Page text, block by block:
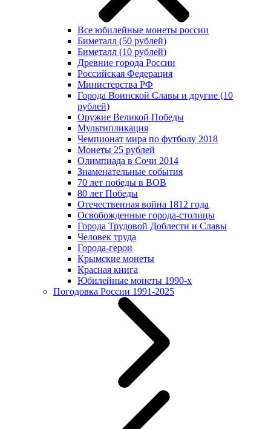
Все юбилейные монеты россии
Биметалл (50 рублей)
Биметалл (10 рублей)
Древние города России
Российская Федерация
Министерства РФ
Города Воинской Славы и другие (10
рублей)
Оружие Великой Победы
Мультипликация
Чемпионат мира по футболу 2018
Монеты 25 рублей
Олимпиада в Сочи 2014
Знаменательные события
70 лет победы в ВОВ
80 лет Победы
Отечественная война 1812 года
Освобожденные города-столицы
Города Трудовой Доблести и Славы
Человек труда
Города-герои
Крымские монеты
Красная книга
Юбилейные монеты 1990-х
Погодовка России 1991-2025